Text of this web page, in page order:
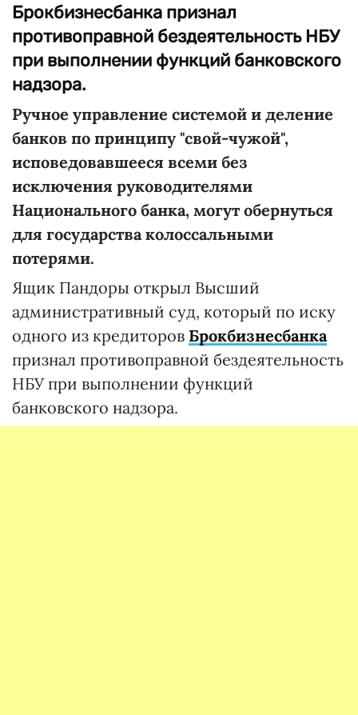
Брокбизнесбанка признал
противоправной бездеятельность НБУ
при выполнении функций банковского
надзора.
Ручное управление системой и деление
банков по принципу "свой-чужой",
исповедовавшееся всеми без
исключения руководителями
Национального банка, могут обернуться
для государства колоссальными
потерями.
Ящик Пандоры открыл Высший
административный суд, который по иску
одного из кредиторов Брокбизнесбанка
признал противоправной бездеятельность
НБУ при выполнении функций
банковского надзора.